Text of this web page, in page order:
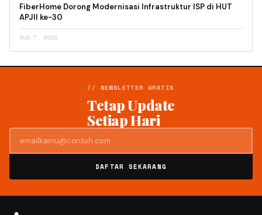
FiberHome Dorong Modernisasi Infrastruktur ISP di HUT
APJII ke-30
AUG 7, 2026
// NEWSLETTER GRATIS
Tetap Update
Setiap Hari
DAFTAR SEKARANG